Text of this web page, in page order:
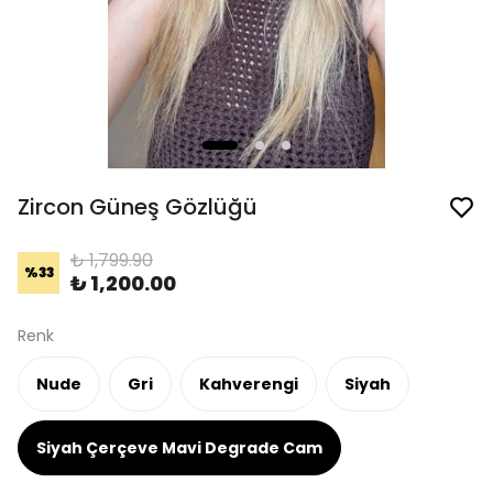
Zircon Güneş Gözlüğü
%33 ₺ 1,799.90
₺ 1,200.00
Renk
Nude Gri Kahverengi Siyah
Siyah Çerçeve Mavi Degrade Cam